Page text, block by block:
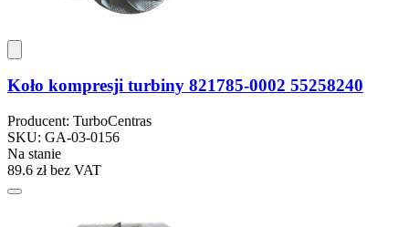
Koło kompresji turbiny 821785-0002 55258240
Producent: TurboCentras
SKU: GA-03-0156
Na stanie
89.6 złbez VAT